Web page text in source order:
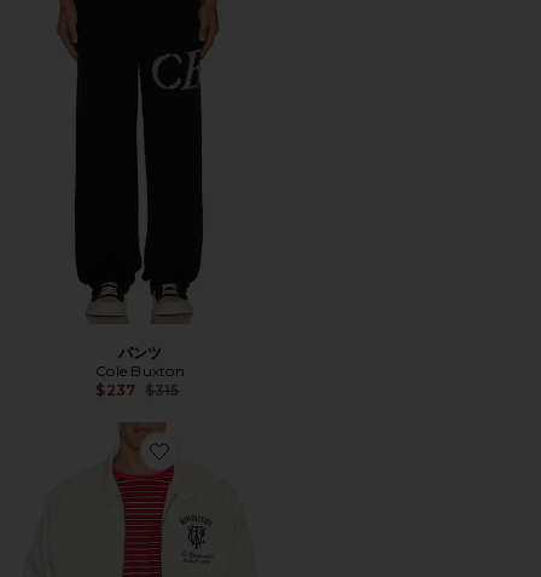
パンツ
Cole Buxton
$237 Previous price:
$315
Favorite ジャケット